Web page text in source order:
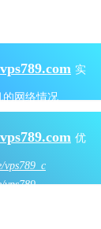
vps789.com 实
的网络情况
vps789.com 优
vps789_c